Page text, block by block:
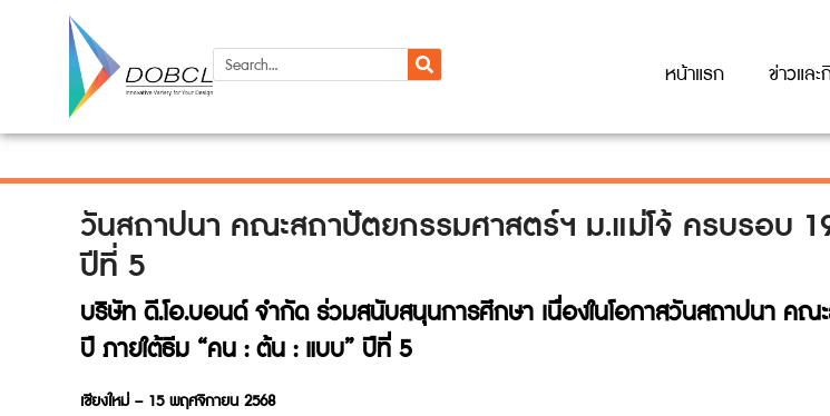
หน้าแรก ข่าวแล
วันสถาปนา คณะสถาปัตยกรรมศาสตร์ฯ ม.แม่โจ้ ครบรอบ
ปีที่ 5
บริษัท ดี.โอ.บอนด์ จำกัด ร่วมสนับสนุนการศึกษา เนื่องในโอกาสวันสถาปนา ค
ปี ภายใต้ธีม “คน : ต้น : แบบ” ปีที่ 5
เชียงใหม่ – 15 พฤศจิกายน 2568